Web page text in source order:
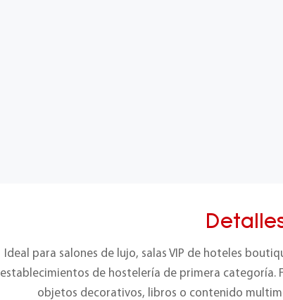
Ideal para salones de lujo, salas VIP de hoteles
establecimientos de hostelería de primera categoría.
objetos decorativos, libros o contenido